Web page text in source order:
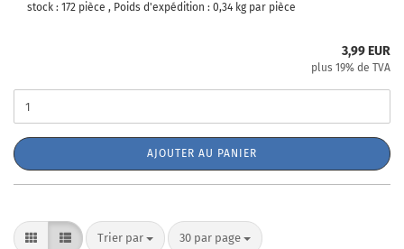
stock : 172 pièce , Poids d'expédition : 0,34 kg par pièce
3,99 EUR
plus 19% de TVA
AJOUTER AU PANIER
Trier par
Trier par 30 par page
par page